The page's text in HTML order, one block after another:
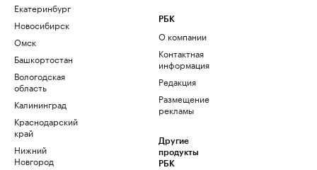
Екатеринбург
Новосибирск
Омск
Башкортостан
Вологодская
область
Калининград
Краснодарский
край
Нижний
Новгород
РБК
О компании
Контактная
информация
Редакция
Размещение
рекламы
Другие
продукты
РБК